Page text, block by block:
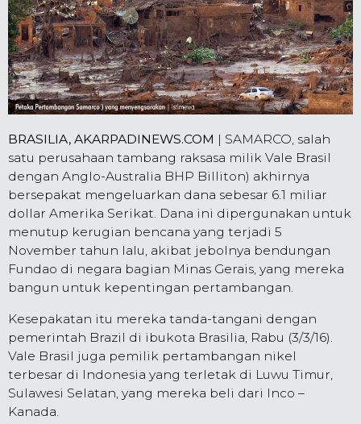
BRASILIA, AKARPADINEWS.COM | SAMARCO, salah
satu perusahaan tambang raksasa milik Vale Brasil
dengan Anglo-Australia BHP Billiton) akhirnya
bersepakat mengeluarkan dana sebesar 6.1 miliar
dollar Amerika Serikat. Dana ini dipergunakan untuk
menutup kerugian bencana yang terjadi 5
November tahun lalu, akibat jebolnya bendungan
Fundao di negara bagian Minas Gerais, yang mereka
bangun untuk kepentingan pertambangan.
Kesepakatan itu mereka tanda-tangani dengan
pemerintah Brazil di ibukota Brasilia, Rabu (3/3/16).
Vale Brasil juga pemilik pertambangan nikel
terbesar di Indonesia yang terletak di Luwu Timur,
Sulawesi Selatan, yang mereka beli dari Inco –
Kanada.